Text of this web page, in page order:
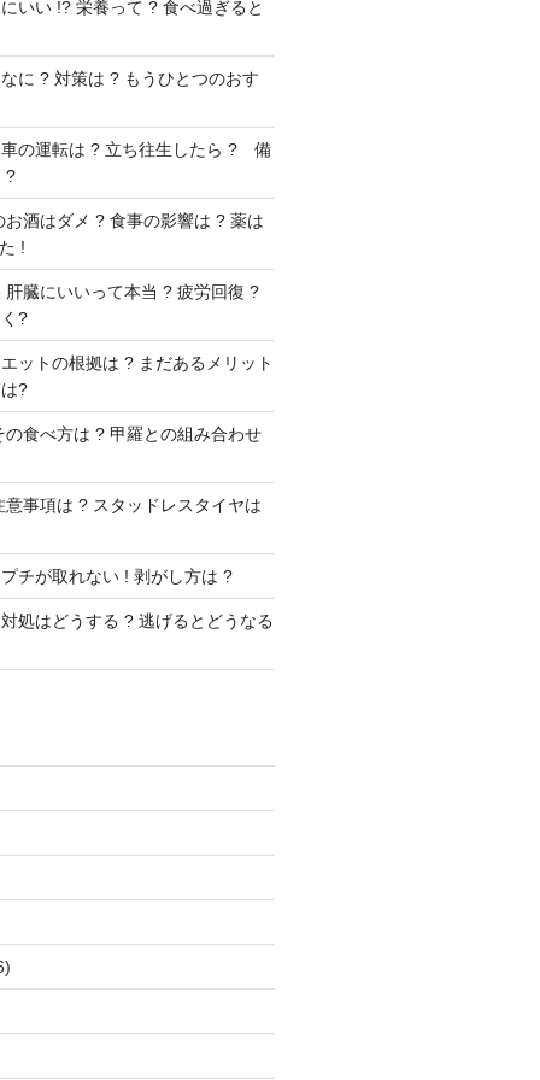
いい !? 栄養って ? 食べ過ぎると
に ? 対策は ? もうひとつのおす
車の運転は ? 立ち往生したら ? 備
?
お酒はダメ ? 食事の影響は ? 薬は
!
肝臓にいいって本当 ? 疲労回復 ?
?
ットの根拠は ? まだあるメリット
?
の食べ方は ? 甲羅との組み合わせ
意事項は ? スタッドレスタイヤは
チが取れない ! 剥がし方は ?
処はどうする ? 逃げるとどうなる